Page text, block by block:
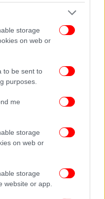
storage
on web or
to be sent to
purposes.
me
storage
on web or
storage
website or app.
ΣΥΝΆΛΛΑΓΜΑ